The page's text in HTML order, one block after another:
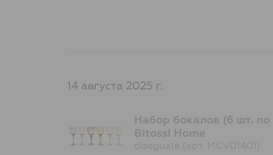
14 августа 2025 г.
Набор бокалов (6 шт. по
Bitossi Home
diseguale (арт. MCV01401)